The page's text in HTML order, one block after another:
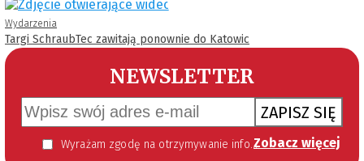
Wydarzenia
Targi SchraubTec zawitają ponownie do Katowic
NEWSLETTER
ZAPISZ SIĘ
Wyrażam zgodę na otrzymywanie informacji handlowej kierowanej do mnie za pomocą środków komunikacji elektronicznej w szczególności poczty elektronicznej zgodnie z przepisem art. 10 ust 2 ustawy z dnia 18 lipca 2002 roku o świadczeniu usług drogą elektroniczną (Dz. U. 144 z 2002 r. poz. 1204). Zgoda jest dobrowolna, jednak jej wyrażenie jest konieczne, aby otrzymywać newsletter. Zobacz więcej